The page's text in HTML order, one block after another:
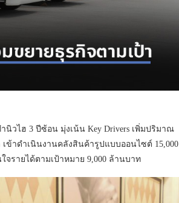
นิวไฮ 3 ปีซ้อน มุ่งเน้น Key Drivers เพิ่มปริมาณ
าดำเนินงานคลังสินค้ารูปแบบออนไซต์ 15,000
รายได้ตามเป้าหมาย 9,000 ล้านบาท